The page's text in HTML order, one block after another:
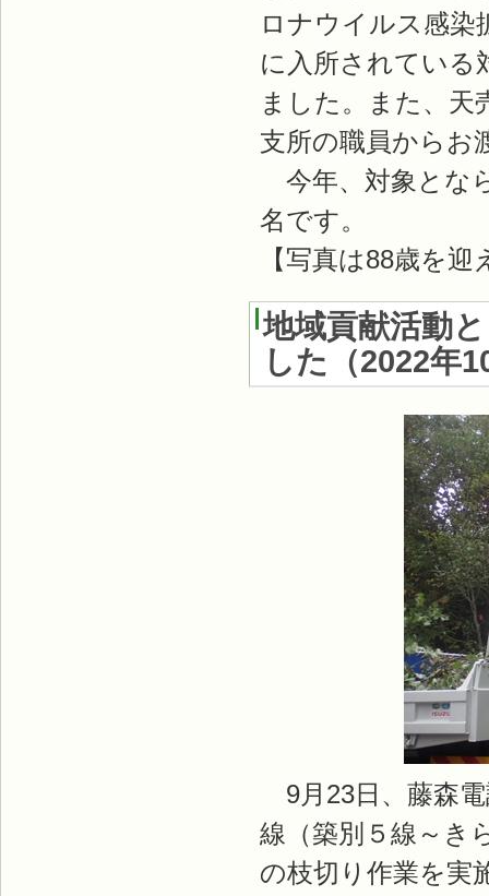
ロナウイルス感染
に入所されている
ました。また、天
支所の職員からお
今年、対象とな
名です。
【写真は88歳を
地域貢献活動
した （2022年
9月23日、藤森
線（築別５線～き
の枝切り作業を実